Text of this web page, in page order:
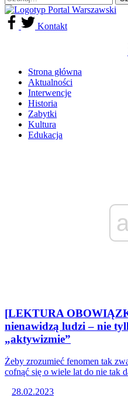
Kontakt
Strona główna
Aktualności
Interwencje
Historia
Zabytki
Kultura
Edukacja
[LEKTURA
nienawidzą ludzi – nie
„aktywizmie”
Żeby zrozumieć fenomen tak
cofnąć się o wiele lat do nie tak
28.02.2023